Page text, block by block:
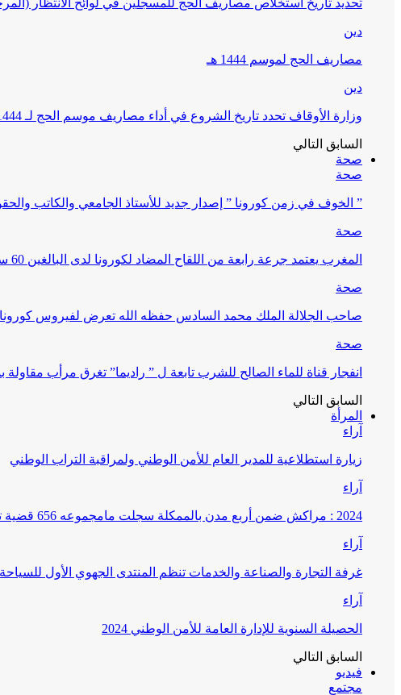
تحديد تاريخ استخلاص مصاريف الحج للمسجلين في لوائح الانتظار
دين
مصاريف الحج لموسم 1444 هـ
دين
وزارة الأوقاف تحدد تاريخ الشروع في أداء مصاريف موسم الحج لـ 1444
السابق التالي
صحة
صحة
” الخوف في زمن كورونا ” إصدار جديد للأستاذ الجامعي والكاتب
صحة
المغرب يعتمد جرعة رابعة من اللقاح المضاد لكورونا لدى البالغين 60 سنة فما فوق أو من…
صحة
صاحب الجلالة الملك محمد السادس حفظه الله تعرض لفيروس كورونا
صحة
انفجار قناة للماء الصالح للشرب تابعة ل ” راديما” تغرق مرأب
السابق التالي
المرأة
آراء
زيارة استطلاعية للمدير العام للأمن الوطني ولمراقبة التراب الوطني
آراء
2024 : مراكش ضمن أربع مدن بالممكلة سجلت مامجموعه 656 قضية تتعلق بغسيل الأموال
آراء
غرفة التجارة والصناعة والخدمات تنظم المنتدى الجهوي الأول
آراء
الحصيلة السنوية للإدارة العامة للأمن الوطني 2024
السابق التالي
فيديو
مجتمع